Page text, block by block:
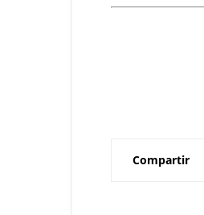
Compartir